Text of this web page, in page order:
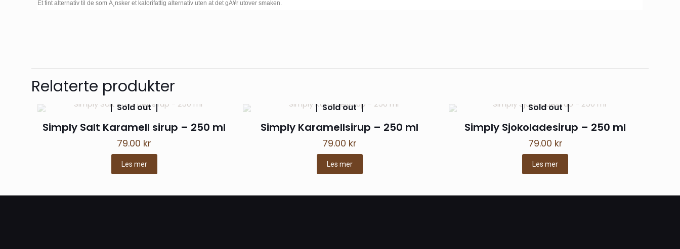
Et fint alternativ til de som Ã¸nsker et kalorifattig alternativ uten at det gÃ¥r utover smaken.
Vurderingen din*
Relaterte produkter
Sold out
Simply Salt Karamell sirup – 250 ml
79.00 kr
Les mer
Sold out
Simply Karamellsirup – 250 ml
79.00 kr
Les mer
Sold out
Simply Sjokoladesirup – 250 ml
79.00 kr
Les mer